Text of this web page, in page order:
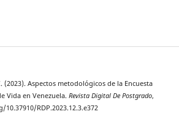
(2023). Aspectos metodológicos de la Encuesta
Vida en Venezuela. Revista Digital De Postgrado,
RDP.2023.12.3.e372